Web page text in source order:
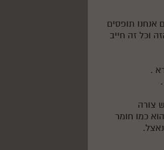
אנחנו תופסים
וכל זה חייב
.
צורה
כמו חומר